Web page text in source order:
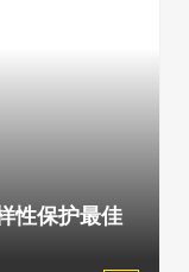
性保护最佳